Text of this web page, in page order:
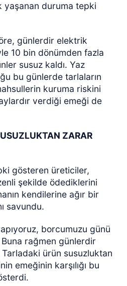
yaşanan duruma tepki
günlerdir elektrik
10 bin dönümden fazla
susuz kaldı. Yaz
bu günlerde tarlaların
kuruma riskini
verdiği emeği de
ZARAR
gösteren üreticiler,
şekilde ödediklerini
kendilerine ağır bir
savundu.
borcumuzu günü
rağmen günlerdir
ürün susuzluktan
emeğinin karşılığı bu